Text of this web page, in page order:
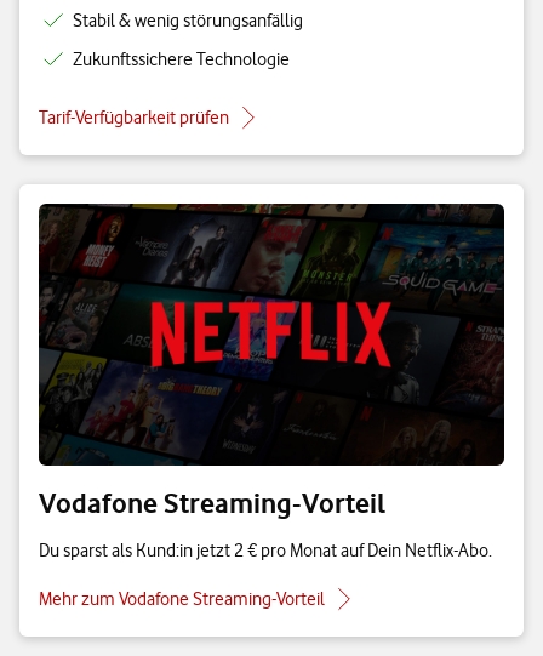
Stabil & wenig störungsanfällig
Zukunftssichere Technologie
Tarif-Verfügbarkeit prüfen
Vodafone Streaming-Vorteil
Du sparst als Kund:in jetzt 2 € pro Monat auf Dein Netflix-Abo.
Mehr zum Vodafone Streaming-Vorteil